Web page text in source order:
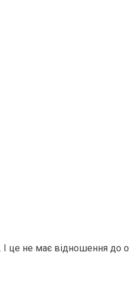
це не має відношення до